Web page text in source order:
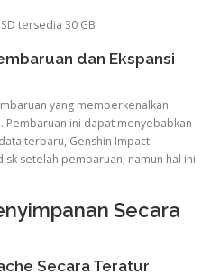
tersedia 30 GB
dan Ekspansi
yang memperkenalkan
Pembaruan ini dapat menyebabkan
terbaru, Genshin Impact
setelah pembaruan, namun hal ini
Secara
Secara Teratur